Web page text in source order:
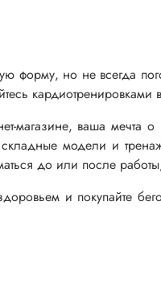
форму, но не всегда
кардиотренировками
магазине, ваша мечта
модели и
до или после
и покупайте